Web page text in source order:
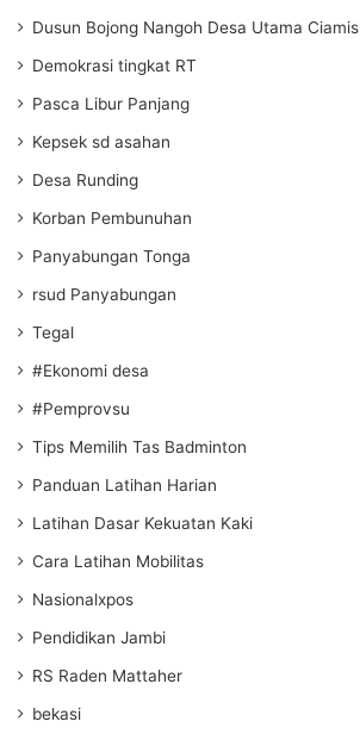
Dusun Bojong Nangoh Desa Utama Ciamis
Demokrasi tingkat RT
Pasca Libur Panjang
Kepsek sd asahan
Desa Runding
Korban Pembunuhan
Panyabungan Tonga
rsud Panyabungan
Tegal
#Ekonomi desa
#Pemprovsu
Tips Memilih Tas Badminton
Panduan Latihan Harian
Latihan Dasar Kekuatan Kaki
Cara Latihan Mobilitas
Nasionalxpos
Pendidikan Jambi
RS Raden Mattaher
bekasi